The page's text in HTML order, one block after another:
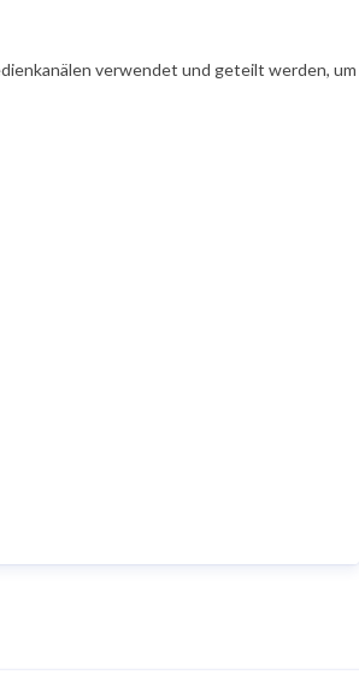
verwendet und geteilt